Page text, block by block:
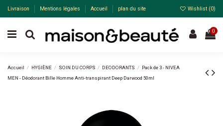
Livraison Mentions légales Accueil plan du site Wishlist (0)
0
Accueil HYGIÈNE SOIN DU CORPS DEODORANTS
Pack de 3 - NIVEA
MEN - Déodorant Bille Homme Anti-transpirant Deep Darwood 50ml